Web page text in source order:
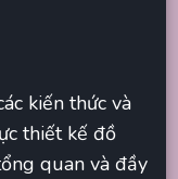
kiến thức và
thiết kế đồ
quan và đầy